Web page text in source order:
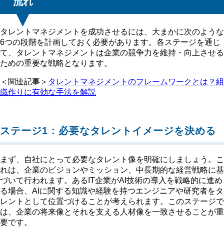
タレントマネジメントを成功させるには、大まかに次のような
6つの段階を計画しておく必要があります。各ステージを通じ
て、タレントマネジメントは企業の競争力を維持・向上させる
ための重要な戦略となります。
＜関連記事＞ タレントマネジメントのフレームワークとは？組
織作りに有効な手法を解説
ステージ1：必要なタレントイメージを決める
まず、自社にとって必要なタレント像を明確にしましょう。こ
れは、企業のビジョンやミッション、中長期的な経営戦略に基
づいて行われます。あるIT企業がAI技術の導入を戦略的に進め
る場合、AIに関する知識や経験を持つエンジニアや研究者をタ
レントとして位置づけることが考えられます。このステージで
は、企業の将来像とそれを支える人材像を一致させることが重
要です。